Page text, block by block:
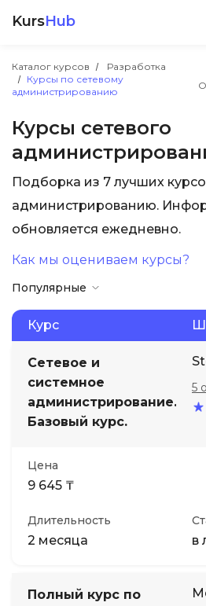
KursHub
Каталог курсов
Разработка
Курсы по сетевому
администрированию
Курсы сетевого
Подборка из 7 лучших
администрированию.
обновляется ежедневно.
Как мы оцениваем курсы?
Популярные
Курс
Сетевое и
системное
администрирование.
Базовый курс.
5
Цена
9 645 ₸
Длительность
2 месяца в
Полный курс по
Маркетинг
Дизайн
Менеджмент
Иностранные языки
Soft Skills
ДПО
Детям